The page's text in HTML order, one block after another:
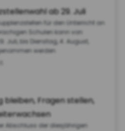
ab 29. Juli
für den Unterricht an
Schulen kann von
Juli, bis Dienstag, 4. August,
werden
bleiben, Fragen stellen,
Abschluss der diesjährigen